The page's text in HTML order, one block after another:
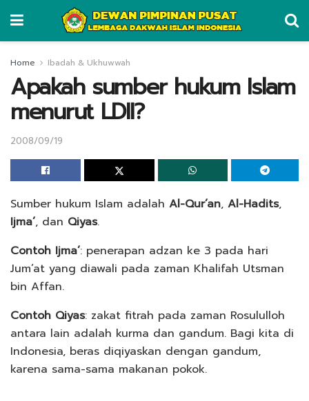
Home Ibadah & Ukhuwwah
Apakah sumber hukum Islam
menurut LDII?
2008/09/19
Sumber hukum Islam adalah Al-Qur’an, Al-Hadits,
Ijma’, dan Qiyas.
Contoh Ijma’: penerapan adzan ke 3 pada hari
Jum’at yang diawali pada zaman Khalifah Utsman
bin Affan.
Contoh Qiyas: zakat fitrah pada zaman Rosululloh
antara lain adalah kurma dan gandum. Bagi kita di
Indonesia, beras diqiyaskan dengan gandum,
karena sama-sama makanan pokok.